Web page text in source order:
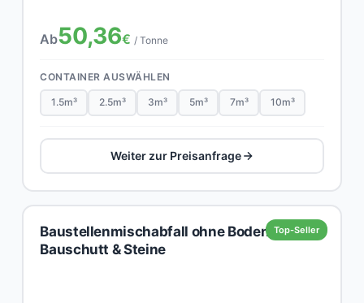
Ab50,36€ / Tonne
CONTAINER AUSWÄHLEN
1.5m³ 2.5m³ 3m³ 5m³ 7m³ 10m³
Weiter zur Preisanfrage
Top-Seller
Baustellenmischabfall ohne Boden,
Bauschutt & Steine